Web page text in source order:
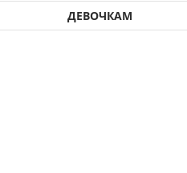
ДЕВОЧКАМ